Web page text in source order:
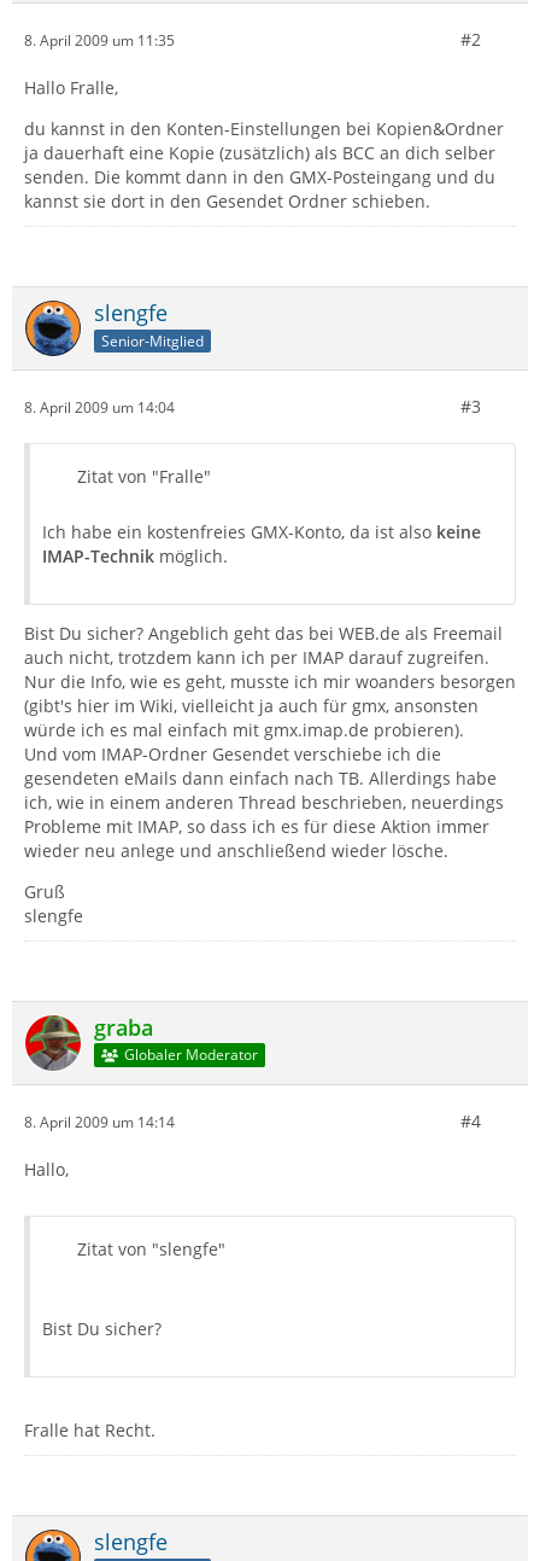
8. April 2009 um 11:35 #2
Hallo Fralle,
du kannst in den Konten-Einstellungen bei Kopien&Ordner
ja dauerhaft eine Kopie (zusätzlich) als BCC an dich selber
senden. Die kommt dann in den GMX-Posteingang und du
kannst sie dort in den Gesendet Ordner schieben.
slengfe
Senior-Mitglied
8. April 2009 um 14:04 #3
Zitat von "Fralle"
Ich habe ein kostenfreies GMX-Konto, da ist also keine
IMAP-Technik möglich.
Bist Du sicher? Angeblich geht das bei WEB.de als Freemail
auch nicht, trotzdem kann ich per IMAP darauf zugreifen.
Nur die Info, wie es geht, musste ich mir woanders besorgen
(gibt's hier im Wiki, vielleicht ja auch für gmx, ansonsten
würde ich es mal einfach mit gmx.imap.de probieren).
Und vom IMAP-Ordner Gesendet verschiebe ich die
gesendeten eMails dann einfach nach TB. Allerdings habe
ich, wie in einem anderen Thread beschrieben, neuerdings
Probleme mit IMAP, so dass ich es für diese Aktion immer
wieder neu anlege und anschließend wieder lösche.
Gruß
slengfe
graba
Globaler Moderator
8. April 2009 um 14:14 #4
Hallo,
Zitat von "slengfe"
Bist Du sicher?
Fralle hat Recht.
slengfe